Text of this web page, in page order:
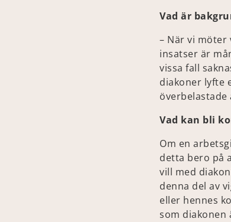
Vad är
– När vi möter
insatser är
vissa fall
diakoner lyfte
Vad kan bli
Om en
detta bero på
vill med
denna del av
eller hennes
som diakonen